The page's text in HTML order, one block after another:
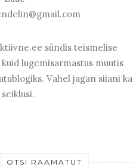
sündis teismelise
lugemisarmastus muutis
Vahel jagan siiani ka
OTSI RAAMATUT